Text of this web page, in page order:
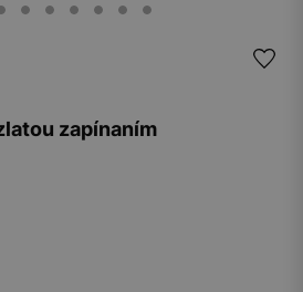
zapínaním